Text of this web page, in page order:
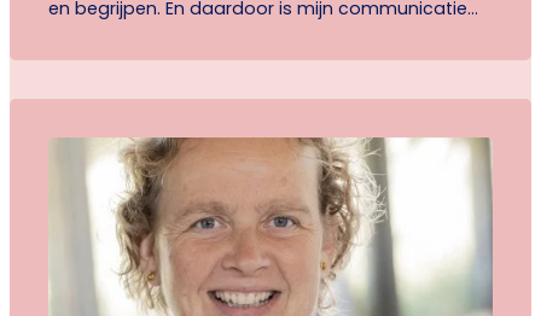
en begrijpen. En daardoor is mijn communicatie